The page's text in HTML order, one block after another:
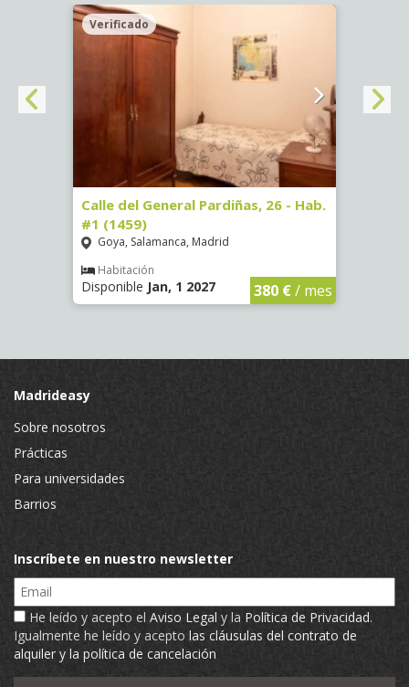
Verificado
Calle del General Pardiñas, 26 - Hab.
#1 (1459)
Goya, Salamanca, Madrid
Habitación
Disponible Jan, 1 2027 380 €/ mes
Madrideasy
Sobre nosotros
Prácticas
Para universidades
Barrios
Inscríbete en nuestro newsletter
Email
He leído y acepto el Aviso Legal y la Política de Privacidad.
Igualmente he leído y acepto las cláusulas del contrato de
alquiler y la política de cancelación